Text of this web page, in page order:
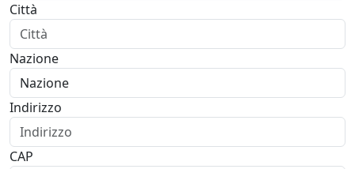
Città
Nazione
Indirizzo
CAP